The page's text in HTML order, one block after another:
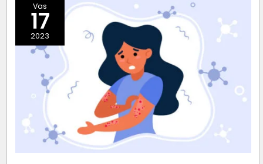
Vas
17
2023